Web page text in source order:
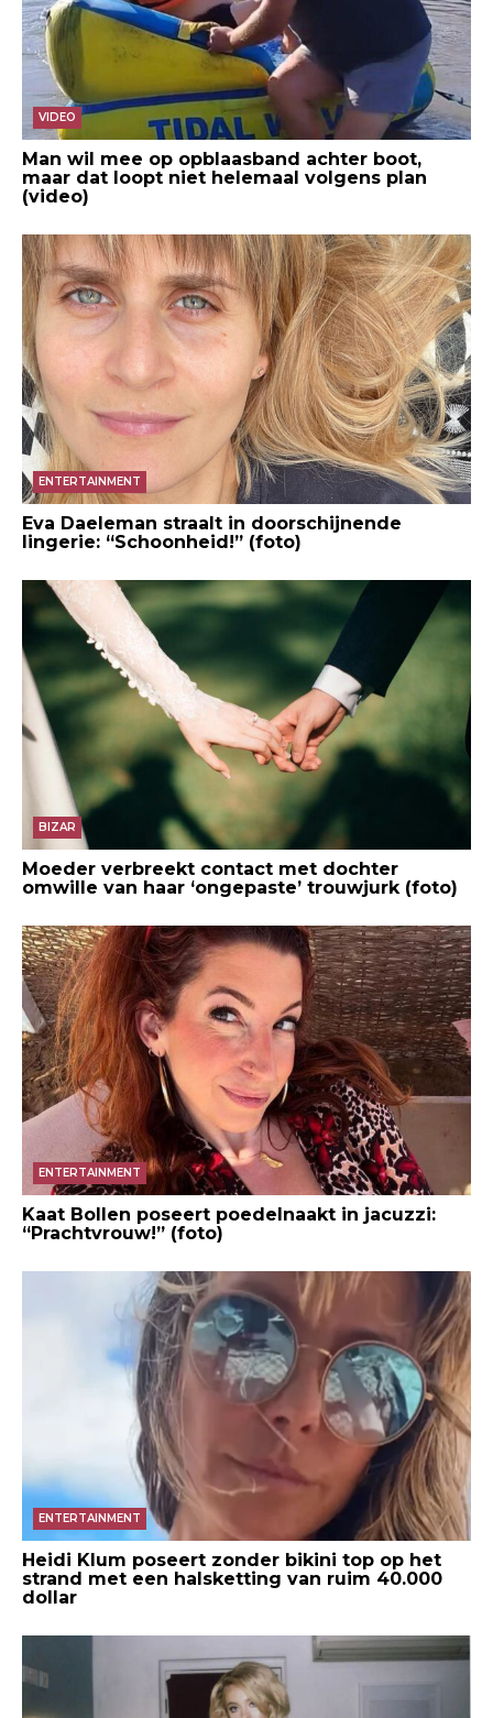
VIDEO
Man wil mee op opblaasband achter boot,
maar dat loopt niet helemaal volgens plan
(video)
ENTERTAINMENT
Eva Daeleman straalt in doorschijnende
lingerie: “Schoonheid!” (foto)
BIZAR
Moeder verbreekt contact met dochter
omwille van haar ‘ongepaste’ trouwjurk (foto)
ENTERTAINMENT
Kaat Bollen poseert poedelnaakt in jacuzzi:
“Prachtvrouw!” (foto)
ENTERTAINMENT
Heidi Klum poseert zonder bikini top op het
strand met een halsketting van ruim 40.000
dollar